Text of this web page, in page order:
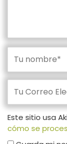
Este sitio usa
cómo se